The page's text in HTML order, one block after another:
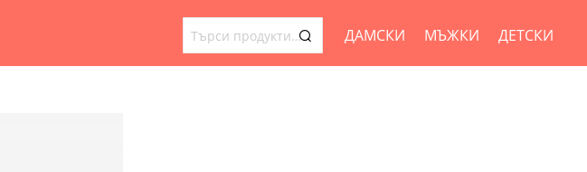
ТЪРСЕНЕ
ДАМСКИ МЪЖКИ ДЕТСКИ